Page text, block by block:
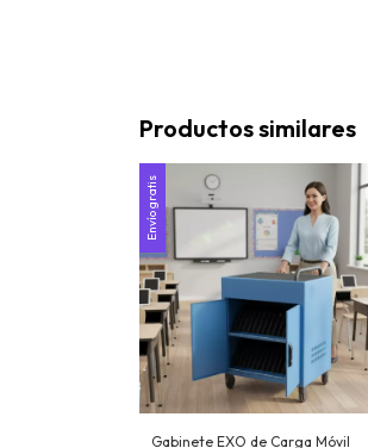
Productos similares
Envío gratis
Gabinete EXO de Carga Móvil